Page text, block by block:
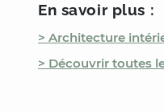
En savoir plus :
> Architecture
> Découvrir toutes